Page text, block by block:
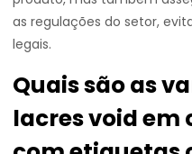
as regulações do setor,
legais.
Quais são as
lacres void